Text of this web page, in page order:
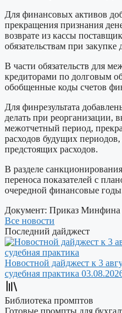
Для финансовых активов
прекращения признания
возврате из кассы
обязательствам при
В части обязательств для
кредиторами по долговым
обобщенные коды счетов
Для финрезультата
делать при реорганизации,
межотчетный период,
расходов будущих периодов,
предстоящих расходов.
В разделе
переноса показателей с
очередной финансовые
Документ: Приказ Минфина
Все новости
Последний дайджест
Новостной дайджест к 3
судебная практика
Библиотека промптов
Готовые промпты для